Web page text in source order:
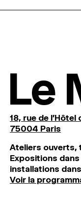
Le
18, rue de l'Hôtel
75004 Paris
Ateliers ouverts,
Expositions
installations
Voir la